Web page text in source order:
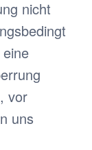
nicht
vor
uns